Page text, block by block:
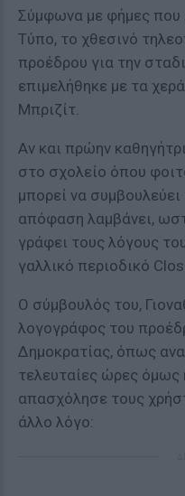
Σύμφωνα με φήμες που
Τύπο, το χθεσινό
προέδρου για την
επιμελήθηκε με τα
Μπριζίτ.
Αν και πρώην
στο σχολείο όπου
μπορεί να
απόφαση λαμβάνει,
γράφει τους λόγους
γαλλικό περιοδικό
Ο σύμβουλός του,
λογογράφος του
Δημοκρατίας, όπως
τελευταίες ώρες όμως
απασχόλησε τους
άλλο λόγο: